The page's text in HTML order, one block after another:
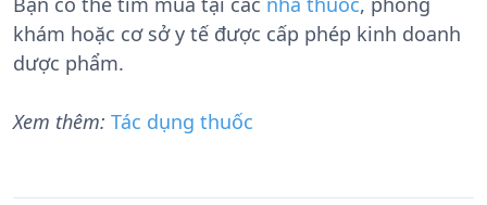
khám hoặc cơ sở y tế được cấp phép kinh doanh
dược phẩm.
Xem thêm: Tác dụng thuốc